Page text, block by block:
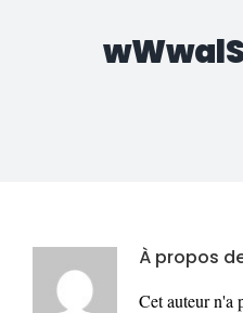
À propos
Cet auteur n'a